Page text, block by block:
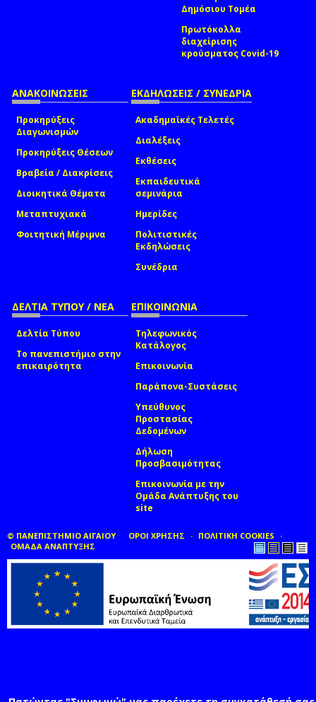
Δημόσιου Τομέα
Πρωτόκολλα
διαχείρισης
κρούσματος Covid-19
ΑΝΑΚΟΙΝΩΣΕΙΣ
Προκηρύξεις
Διαγωνισμών
Προκηρύξεις Θέσεων
Βραβεία / Διακρίσεις
Διοικητικά Θέματα
Μεταπτυχιακά
Φοιτητική Μέριμνα
ΕΚΔΗΛΩΣΕΙΣ / ΣΥΝΕΔΡΙΑ
Ακαδημαϊκές Τελετές
Διαλέξεις
Εκθέσεις
Εκπαιδευτικά
σεμινάρια
Ημερίδες
Πολιτιστικές
Εκδηλώσεις
Συνέδρια
ΔΕΛΤΙΑ ΤΥΠΟΥ / ΝΕΑ
Δελτία Τύπου
Το πανεπιστήμιο στην
επικαιρότητα
ΕΠΙΚΟΙΝΩΝΙΑ
Τηλεφωνικός
Κατάλογος
Επικοινωνία
Παράπονα-Συστάσεις
Υπεύθυνος
Προστασίας
Δεδομένων
Δήλωση
Προσβασιμότητας
Επικοινωνία με την
Ομάδα Ανάπτυξης του
site
© ΠΑΝΕΠΙΣΤΗΜΙΟ ΑΙΓΑΙΟΥ ΟΡΟΙ ΧΡΗΣΗΣ
ΠΟΛΙΤΙΚΗ COOKIES
ΟΜΑΔΑ ΑΝΑΠΤΥΞΗΣ